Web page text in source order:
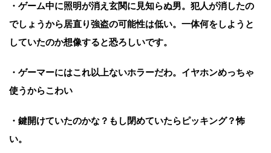
・ゲーム中に照明が消え玄関に見知らぬ男。犯人が消したの
でしょうから居直り強盗の可能性は低い。一体何をしようと
していたのか想像すると恐ろしいです。
・ゲーマーにはこれ以上ないホラーだわ。イヤホンめっちゃ
使うからこわい
・鍵開けていたのかな？もし閉めていたらピッキング？怖
い。